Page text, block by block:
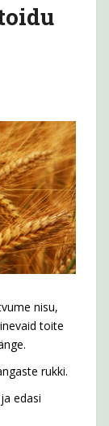
nisu,
toite
rukki.
edasi